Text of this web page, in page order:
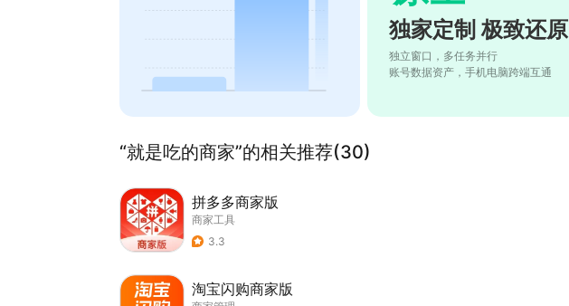
独家定制 极致还原
独立窗口，多任务并行
账号数据资产，手机电脑跨端互通
“就是吃的商家”的相关推荐(30)
拼多多商家版
商家工具
3.3
淘宝闪购商家版